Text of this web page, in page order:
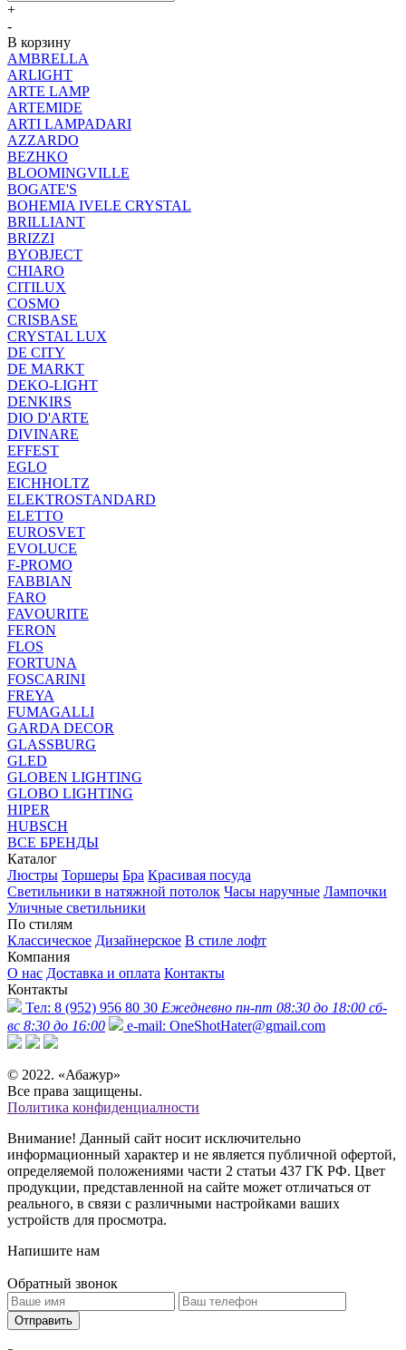
+
-
В корзину
AMBRELLA
ARLIGHT
ARTE LAMP
ARTEMIDE
ARTI LAMPADARI
AZZARDO
BEZHKO
BLOOMINGVILLE
BOGATE'S
BOHEMIA IVELE CRYSTAL
BRILLIANT
BRIZZI
BYOBJECT
CHIARO
CITILUX
COSMO
CRISBASE
CRYSTAL LUX
DE CITY
DE MARKT
DEKO-LIGHT
DENKIRS
DIO D'ARTE
DIVINARE
EFFEST
EGLO
EICHHOLTZ
ELEKTROSTANDARD
ELETTO
EUROSVET
EVOLUCE
F-PROMO
FABBIAN
FARO
FAVOURITE
FERON
FLOS
FORTUNA
FOSCARINI
FREYA
FUMAGALLI
GARDA DECOR
GLASSBURG
GLED
GLOBEN LIGHTING
GLOBO LIGHTING
HIPER
HUBSCH
ВСЕ БРЕНДЫ
Каталог
Люстры Торшеры Бра Красивая посуда
Светильники в натяжной потолок Часы наручные Лампочки
Уличные светильники
По стилям
Классическое Дизайнерское В стиле лофт
Компания
О нас Доставка и оплата Контакты
Контакты
Тел: 8 (952) 956 80 30 Ежедневно пн-пт 08:30 до 18:00 сб-
вс 8:30 до 16:00
e-mail: OneShotHater@gmail.com
© 2022. «Абажур»
Все права защищены.
Политика конфиденциалности
Внимание! Данный сайт носит исключительно
информационный характер и не является публичной офертой,
определяемой положениями части 2 статьи 437 ГК РФ. Цвет
продукции, представленной на сайте может отличаться от
реального, в связи с различными настройками ваших
устройств для просмотра.
Напишите нам
Обратный звонок
Отправить